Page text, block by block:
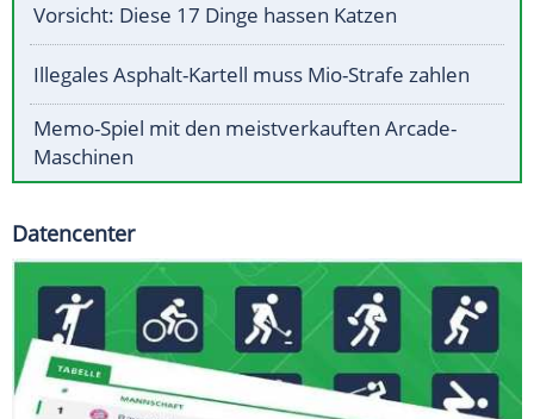
Vorsicht: Diese 17 Dinge hassen Katzen
Illegales Asphalt-Kartell muss Mio-Strafe zahlen
Memo-Spiel mit den meistverkauften Arcade-
Maschinen
Datencenter